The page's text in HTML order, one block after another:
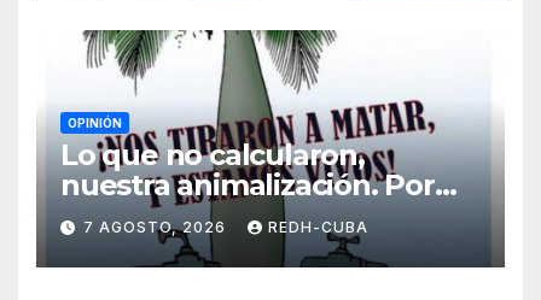
OPINIÓN
Lo que no calcularon,
nuestra animalización. Por
Laidi Fernández de Juan
7 AGOSTO, 2026 REDH-CUBA